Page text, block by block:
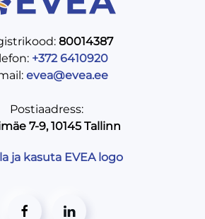
80014387
+372 6410920
evea@evea.ee
Postiaadress:
7-9, 10145 Tallinn
ja kasuta EVEA logo